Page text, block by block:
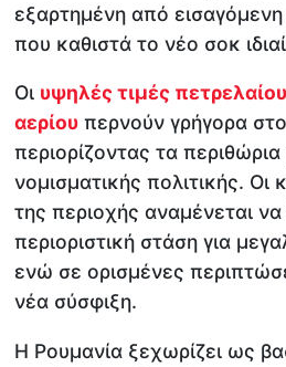
εξαρτημένη από εισαγόμενη
που καθιστά το νέο σοκ
Οι υψηλές τιμές
αερίου περνούν γρήγορα
περιορίζοντας τα
νομισματικής πολιτικής. Οι
της περιοχής αναμένεται
περιοριστική στάση για
ενώ σε ορισμένες
νέα σύσφιξη.
Η Ρουμανία ξεχωρίζει ως